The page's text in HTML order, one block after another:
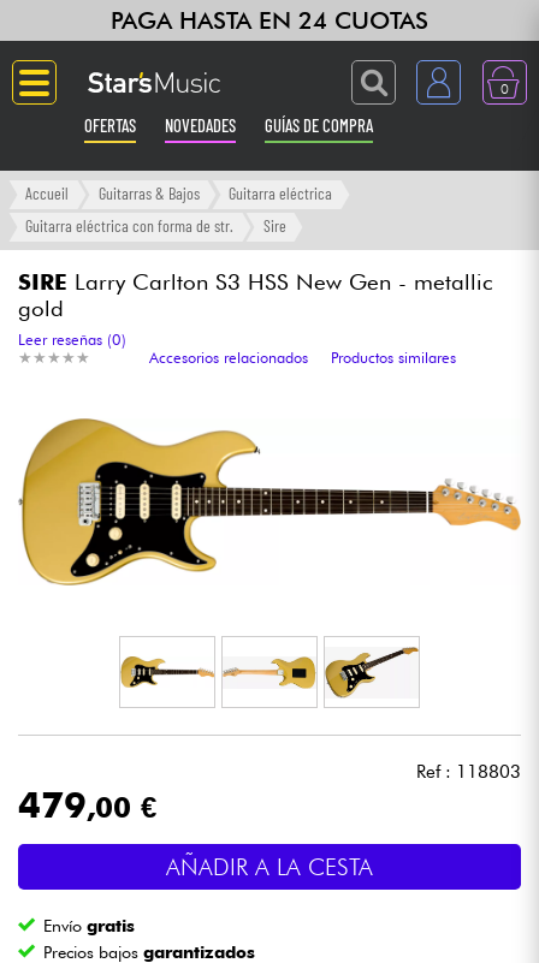
PAGA HASTA EN 24 CUOTAS
0
OFERTAS NOVEDADES GUÍAS DE COMPRA
Langue
Sintetizadores & samplers
Grabación
Auriculares
Luces
Batería y percusión
Vientos
Accueil Guitarras & Bajos
Guitarra eléctrica
Guitarra eléctrica con forma de str.
Sire
SIRE Larry Carlton S3 HSS New Gen - metallic
gold
★ ★ ★ ★ ★
★ ★ ★ ★ ★
Leer reseñas (0)
Accesorios relacionados
Productos similares
Ref : 118803
479,00 €
AÑADIR A LA CESTA
Envíogratis
Precios bajosgarantizados